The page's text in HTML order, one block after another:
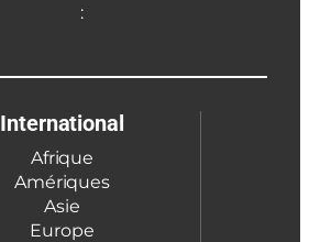
:
International
Afrique
Amériques
Asie
Europe